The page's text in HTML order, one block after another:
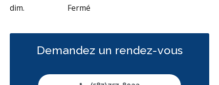
dim.
Fermé
Demandez un rendez-vous